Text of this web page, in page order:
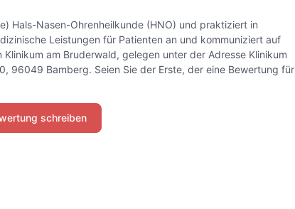
Hals-Nasen-Ohrenheilkunde (HNO) und praktiziert in
Leistungen für Patienten an und kommuniziert auf
am Bruderwald, gelegen unter der Adresse Klinikum
96049 Bamberg. Seien Sie der Erste, der eine Bewertung für
schreiben